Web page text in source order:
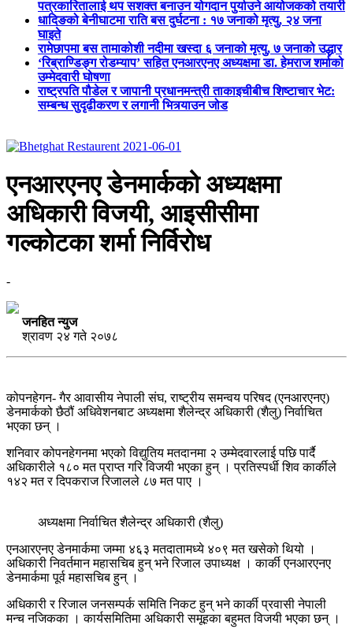
पत्रकारितालाई थप सशक्त बनाउन योगदान पुर्याउने आयोजकको तयारी
धादिङको बेनीघाटमा राति बस दुर्घटना : १७ जनाको मृत्यु, २४ जना
घाइते
रामेछापमा बस तामाकोशी नदीमा खस्दा ६ जनाको मृत्यु, ७ जनाको उद्धार
‘रिब्राण्डिङ्ग रोडम्याप’ सहित एनआरएनए अध्यक्षमा डा. हेमराज शर्माको
उम्मेदवारी घोषणा
राष्ट्रपति पौडेल र जापानी प्रधानमन्त्री ताकाइचीबीच शिष्टाचार भेट:
सम्बन्ध सुदृढीकरण र लगानी भित्र्याउन जोड
एनआरएनए डेनमार्कको अध्यक्षमा
अधिकारी विजयी, आइसीसीमा
गल्कोटका शर्मा निर्विरोध
-
जनहित न्युज
श्रावण २४ गते २०७८
कोपनहेगन- गैर आवासीय नेपाली संघ, राष्ट्रीय समन्वय परिषद (एनआरएनए)
डेनमार्कको छैठौं अधिवेशनबाट अध्यक्षमा शैलेन्द्र अधिकारी (शैलु) निर्वाचित
भएका छन् ।
शनिवार कोपनहेगनमा भएको विद्युतिय मतदानमा २ उम्मेदवारलाई पछि पार्दै
अधिकारीले १८० मत प्राप्त गरि विजयी भएका हुन् । प्रतिस्पर्धी शिव कार्कीले
१४२ मत र दिपकराज रिजालले ८७ मत पाए ।
अध्यक्षमा निर्वाचित शैलेन्द्र अधिकारी (शैलु)
एनआरएनए डेनमार्कमा जम्मा ४६३ मतदातामध्ये ४०९ मत खसेको थियो ।
अधिकारी निवर्तमान महासचिब हुन् भने रिजाल उपाध्यक्ष । कार्की एनआरएनए
डेनमार्कमा पूर्व महासचिब हुन् ।
अधिकारी र रिजाल जनसम्पर्क समिति निकट हुन् भने कार्की प्रवासी नेपाली
मन्च नजिकका । कार्यसमितिमा अधिकारी समूहका बहुमत विजयी भएका छन् ।